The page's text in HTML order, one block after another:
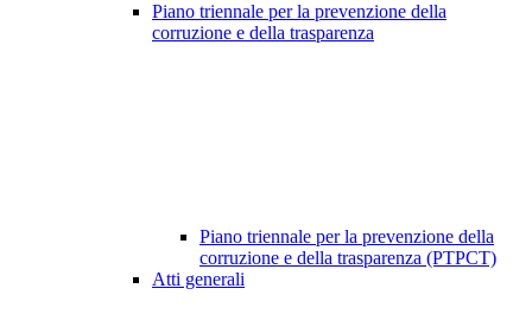
Piano triennale per la prevenzione della
corruzione e della trasparenza
Piano triennale per la prevenzione della
corruzione e della trasparenza (PTPCT)
Atti generali